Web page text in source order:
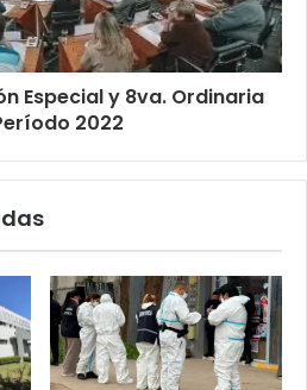
Especial y 8va. Ordinaria
2022